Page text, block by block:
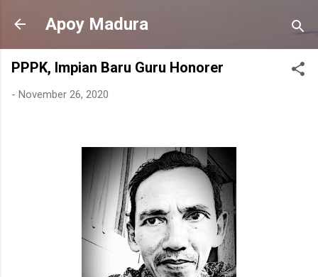
Langsung ke konten utama
Apoy Madura
PPPK, Impian Baru Guru Honorer
- November 26, 2020